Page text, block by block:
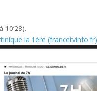
10’28).
la 1ère (francetvinfo.fr)